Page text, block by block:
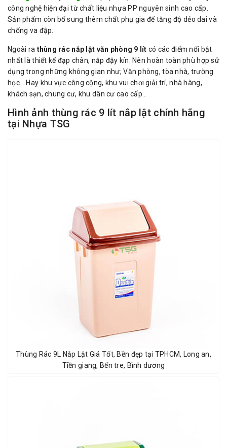
công nghệ hiện đại từ chất liệu nhựa PP nguyên sinh cao cấp.
Sản phẩm còn bổ sung thêm chất phụ gia để tăng độ dẻo dai và
chống va đập.
Ngoài ra thùng rác nắp lật văn phòng 9 lít có các điểm nổi bật
nhất là thiết kế đạp chân, nắp đậy kín. Nên hoàn toàn phù hợp sử
dụng trong những không gian như; Văn phòng, tòa nhà, trường
học… Hay khu vực công cộng, khu vui chơi giải trí, nhà hàng,
khách sạn, chung cư, khu dân cư cao cấp…
Hình ảnh thùng rác 9 lít nắp lật chính hãng
tại Nhựa TSG
Thùng Rác 9L Nắp Lật Giá Tốt, Bền đẹp tại TPHCM, Long an,
Tiền giang, Bến tre, Bình dương